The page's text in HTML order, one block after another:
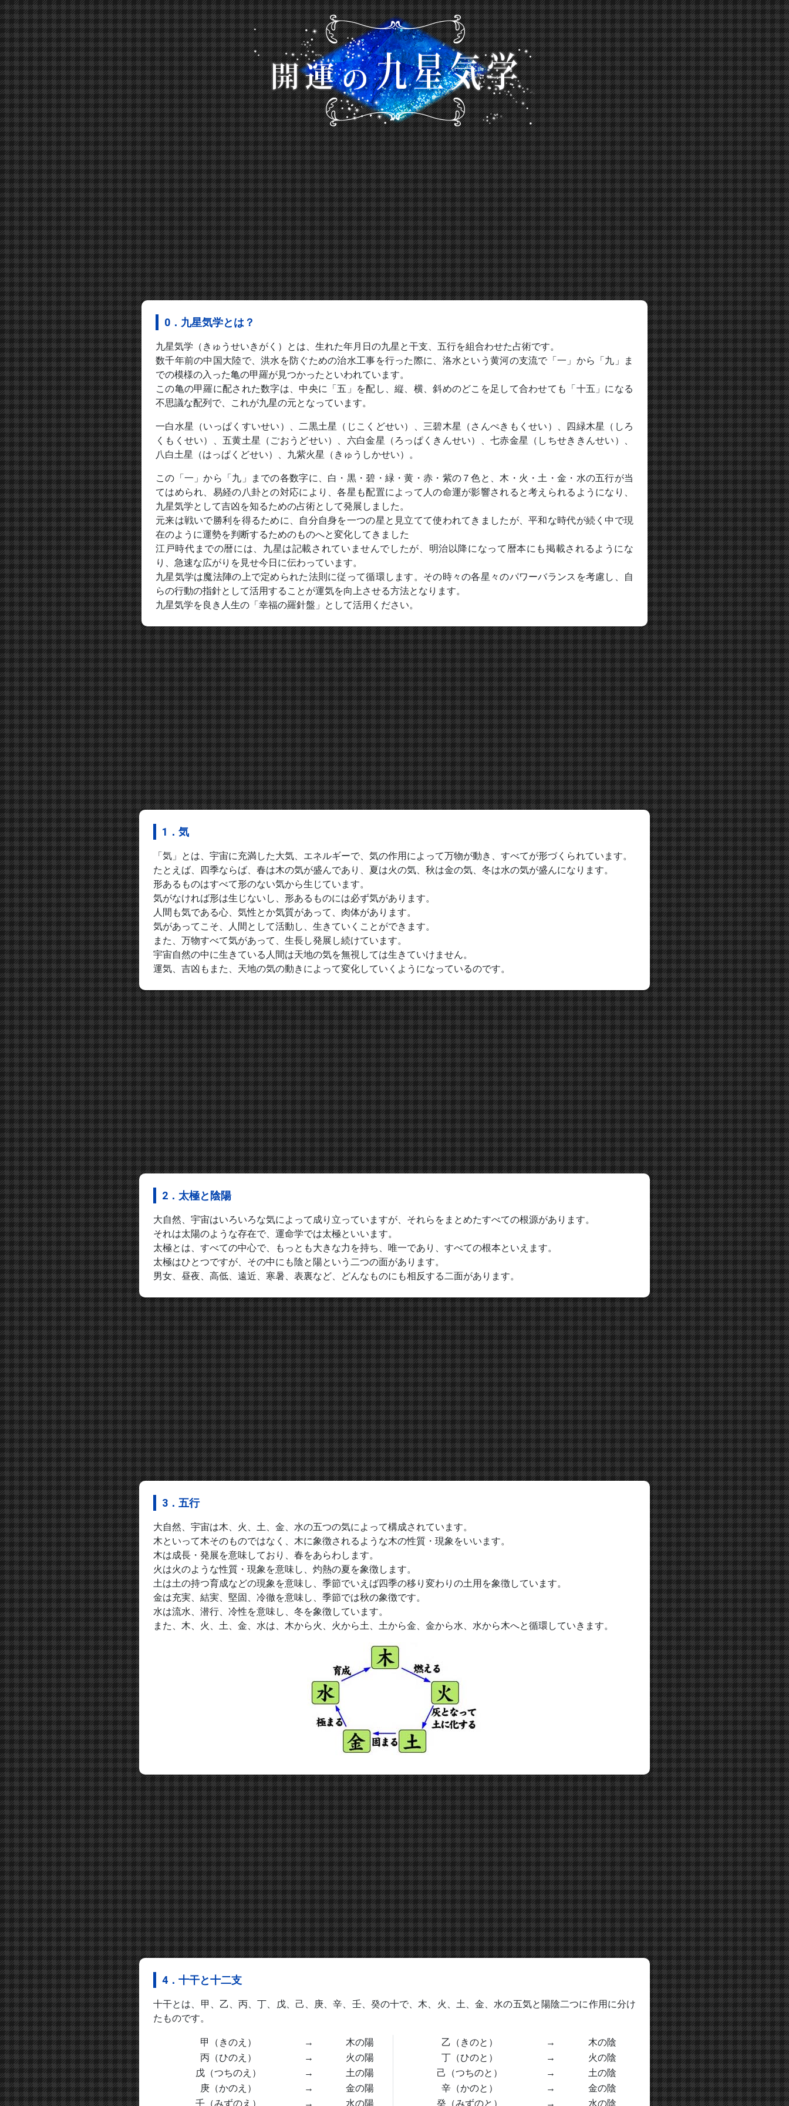
0．九星気学とは？
九星気学（きゅうせいきがく）とは、生れた年月日の九星と干支、五行を組合わせた占術です。
数千年前の中国大陸で、洪水を防ぐための治水工事を行った際に、洛水という黄河の支流で「一」から「九」ま
での模様の入った亀の甲羅が見つかったといわれています。
この亀の甲羅に配された数字は、中央に「五」を配し、縦、横、斜めのどこを足して合わせても「十五」になる
不思議な配列で、これが九星の元となっています。
一白水星（いっぱくすいせい）、二黒土星（じこくどせい）、三碧木星（さんぺきもくせい）、四緑木星（しろ
くもくせい）、五黄土星（ごおうどせい）、六白金星（ろっぱくきんせい）、七赤金星（しちせききんせい）、
八白土星（はっぱくどせい）、九紫火星（きゅうしかせい）。
この「一」から「九」までの各数字に、白・黒・碧・緑・黄・赤・紫の７色と、木・火・土・金・水の五行が当
てはめられ、易経の八卦との対応により、各星も配置によって人の命運が影響されると考えられるようになり、
九星気学として吉凶を知るための占術として発展しました。
元来は戦いで勝利を得るために、自分自身を一つの星と見立てて使われてきましたが、平和な時代が続く中で現
在のように運勢を判断するためのものへと変化してきました
江戸時代までの暦には、九星は記載されていませんでしたが、明治以降になって暦本にも掲載されるようにな
り、急速な広がりを見せ今日に伝わっています。
九星気学は魔法陣の上で定められた法則に従って循環します。その時々の各星々のパワーバランスを考慮し、自
らの行動の指針として活用することが運気を向上させる方法となります。
九星気学を良き人生の「幸福の羅針盤」として活用ください。
1．気
「気」とは、宇宙に充満した大気、エネルギーで、気の作用によって万物が動き、すべてが形づくられています。
たとえば、四季ならば、春は木の気が盛んであり、夏は火の気、秋は金の気、冬は水の気が盛んになります。
形あるものはすべて形のない気から生じています。
気がなければ形は生じないし、形あるものには必ず気があります。
人間も気である心、気性とか気質があって、肉体があります。
気があってこそ、人間として活動し、生きていくことができます。
また、万物すべて気があって、生長し発展し続けています。
宇宙自然の中に生きている人間は天地の気を無視しては生きていけません。
運気、吉凶もまた、天地の気の動きによって変化していくようになっているのです。
2．太極と陰陽
大自然、宇宙はいろいろな気によって成り立っていますが、それらをまとめたすべての根源があります。
それは太陽のような存在で、運命学では太極といいます。
太極とは、すべての中心で、もっとも大きな力を持ち、唯一であり、すべての根本といえます。
太極はひとつですが、その中にも陰と陽という二つの面があります。
男女、昼夜、高低、遠近、寒暑、表裏など、どんなものにも相反する二面があります。
3．五行
大自然、宇宙は木、火、土、金、水の五つの気によって構成されています。
木といって木そのものではなく、木に象徴されるような木の性質・現象をいいます。
木は成長・発展を意味しており、春をあらわします。
火は火のような性質・現象を意味し、灼熱の夏を象徴します。
土は土の持つ育成などの現象を意味し、季節でいえば四季の移り変わりの土用を象徴しています。
金は充実、結実、堅固、冷徹を意味し、季節では秋の象徴です。
水は流水、潜行、冷性を意味し、冬を象徴しています。
また、木、火、土、金、水は、木から火、火から土、土から金、金から水、水から木へと循環していきます。
4．十干と十二支
十干とは、甲、乙、丙、丁、戊、己、庚、辛、壬、癸の十で、木、火、土、金、水の五気と陽陰二つに作用に分け
たものです。
甲（きのえ） → 木の陽 乙（きのと） →
木の陰
丙（ひのえ）
→ 火の陽 丁（ひのと） →
火の陰
戊（つちのえ）
→ 土の陽 己（つちのと） →
土の陰
庚（かのえ）
→ 金の陽 辛（かのと） →
金の陰
壬（みずのえ）
→ 水の陽 癸（みずのと） → 水の陰